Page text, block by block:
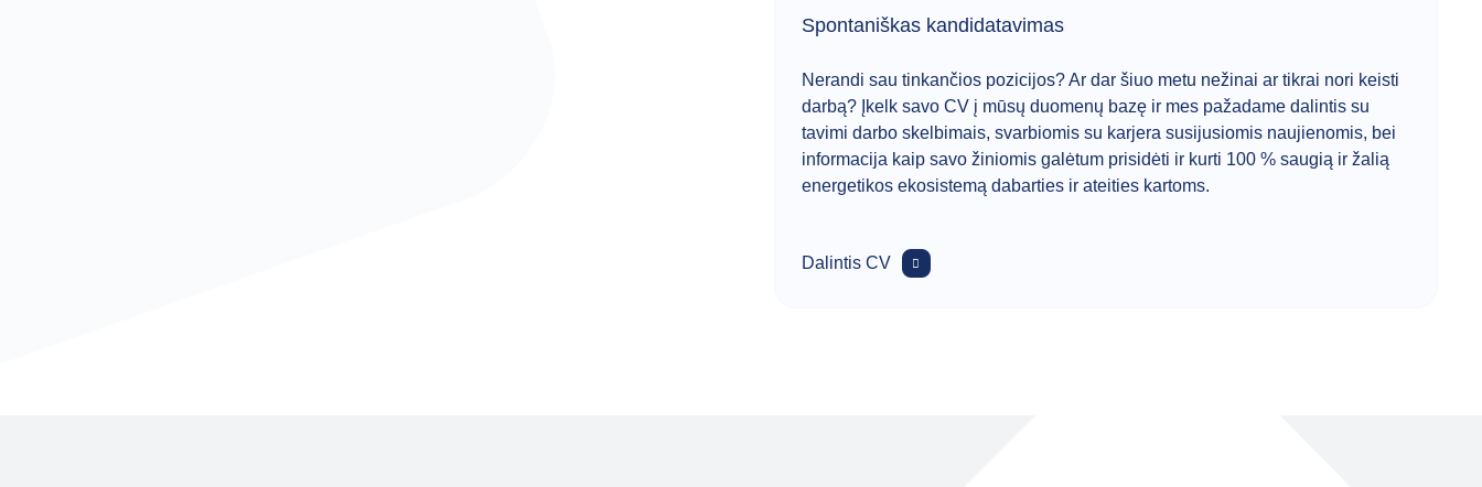
Spontaniškas kandidatavimas
Nerandi sau tinkančios pozicijos? Ar dar šiuo metu nežinai ar tikrai nori keisti
darbą? Įkelk savo CV į mūsų duomenų bazę ir mes pažadame dalintis su
tavimi darbo skelbimais, svarbiomis su karjera susijusiomis naujienomis, bei
informacija kaip savo žiniomis galėtum prisidėti ir kurti 100 % saugią ir žalią
energetikos ekosistemą dabarties ir ateities kartoms.
Dalintis CV